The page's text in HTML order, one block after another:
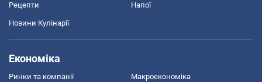
Рецепти Напої
Новини Кулінарії
Економіка
Ринки та компанії Макроекономіка